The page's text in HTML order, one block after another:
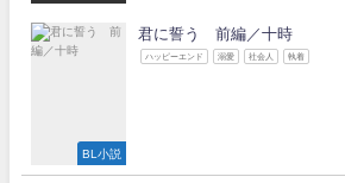
加作家
BL小説
君に誓う 前編／十時
ハッピーエンド 溺愛 社会人 執着